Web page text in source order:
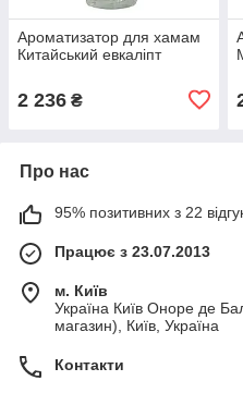
Ароматизатор для хамам
Китайський евкаліпт
2 236 ₴
Про нас
95% позитивних з 22
Працює з 23.07.2013
м. Київ
Україна Київ Оноре де
магазин), Київ, Україна
Контакти